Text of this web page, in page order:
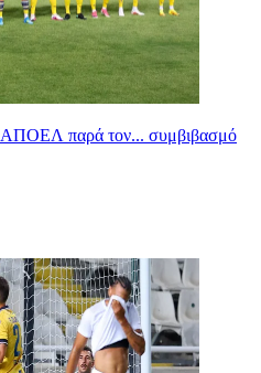
ΑΠΟΕΛ παρά τον... συμβιβασμό